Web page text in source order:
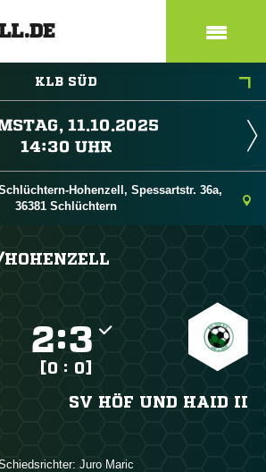
KLB SÜD

 
Hohenzell, Spessartstr. 36a,
36381 Schlüchtern
:
[0 : 0]
SV HÖF UND HAID II
 